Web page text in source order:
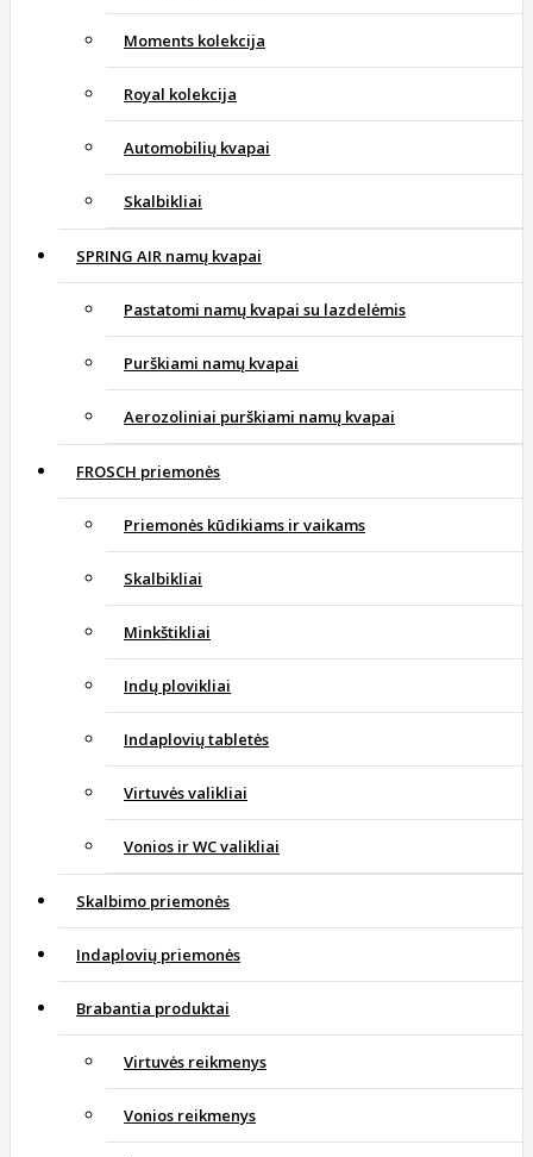
Moments kolekcija
Royal kolekcija
Automobilių kvapai
Skalbikliai
SPRING AIR namų kvapai
Pastatomi namų kvapai su lazdelėmis
Purškiami namų kvapai
Aerozoliniai purškiami namų kvapai
FROSCH priemonės
Priemonės kūdikiams ir vaikams
Skalbikliai
Minkštikliai
Indų plovikliai
Indaplovių tabletės
Virtuvės valikliai
Vonios ir WC valikliai
Skalbimo priemonės
Indaplovių priemonės
Brabantia produktai
Virtuvės reikmenys
Vonios reikmenys